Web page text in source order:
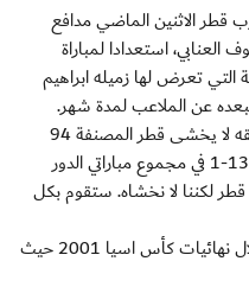
قطر الاثنين الماضي مدافع
العنابي، استعدادا لمباراة
التي تعرض لها زميله ابراهيم
عن الملاعب لمدة شهر.
وقال مهاجم فيتنام لي كونغ فينه ان فريقه لا يخشى قطر المصنفة 94
عالميا، وذلك بعدما سحقت بلاده ماكاو 13-1 في مجموع مباراتي الدور
لكننا لا نخشاه. ستقوم بكل
وكانت المواجهة الأخيرة بين الفريقين خلال نهائيات كأس اسيا 2001 حيث